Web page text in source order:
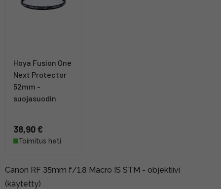
Hoya Fusion One
Next Protector
52mm -
suojasuodin
38,90 €
Toimitus heti
Canon RF 35mm f/1.8 Macro IS STM - objektiivi
(käytetty)